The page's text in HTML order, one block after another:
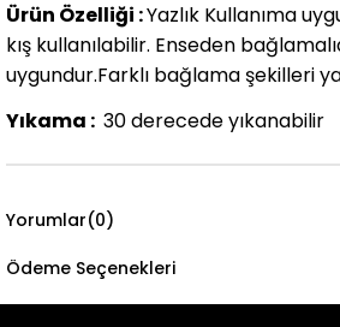
Ürün Özelliği :Yazlık Kullanıma
kış kullanılabilir. Enseden
uygundur.Farklı bağlama şekilleri
Yıkama : 30 derecede yıkanabilir
Yorumlar(0)
Ödeme Seçenekleri